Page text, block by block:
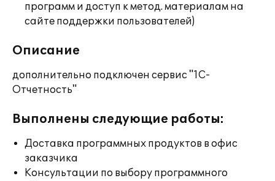
программ и доступ к метод. материалам на
сайте поддержки пользователей)
Описание
дополнительно подключен сервис "1С-
Отчетность"
Выполнены следующие работы:
Доставка программных продуктов в офис
заказчика
Консультации по выбору программного